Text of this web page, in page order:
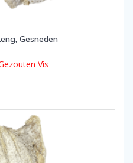
Gesneden
Vis